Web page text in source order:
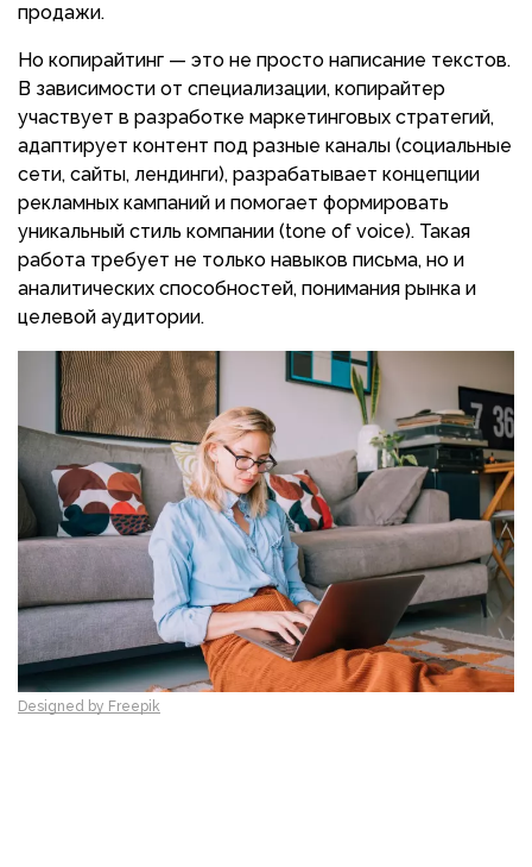
продажи.
Но копирайтинг — это не просто написание текстов.
В зависимости от специализации, копирайтер
участвует в разработке маркетинговых стратегий,
адаптирует контент под разные каналы (социальные
сети, сайты, лендинги), разрабатывает концепции
рекламных кампаний и помогает формировать
уникальный стиль компании (tone of voice). Такая
работа требует не только навыков письма, но и
аналитических способностей, понимания рынка и
целевой аудитории.
Designed by Freepik